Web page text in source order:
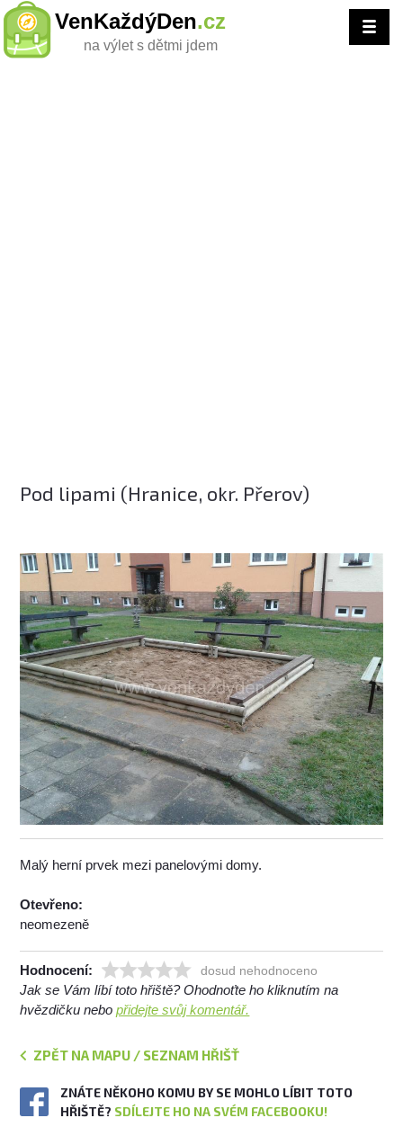
VenKaždýDen.cz
na výlet s dětmi jdem
Pod lipami (Hranice, okr. Přerov)
Malý herní prvek mezi panelovými domy.
Otevřeno:
neomezeně
Hodnocení: dosud nehodnoceno
Jak se Vám líbí toto hřiště? Ohodnoťte ho kliknutím na
hvězdičku nebopřidejte svůj komentář.
ZPĚT NA MAPU / SEZNAM HŘIŠŤ
ZNÁTE NĚKOHO KOMU BY SE MOHLO LÍBIT TOTO
HŘIŠTĚ? SDÍLEJTE HO NA SVÉM FACEBOOKU!